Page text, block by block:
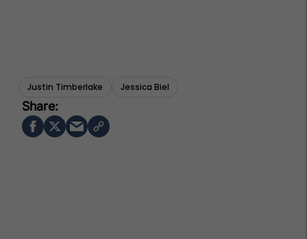
Justin Timberlake Jessica Biel